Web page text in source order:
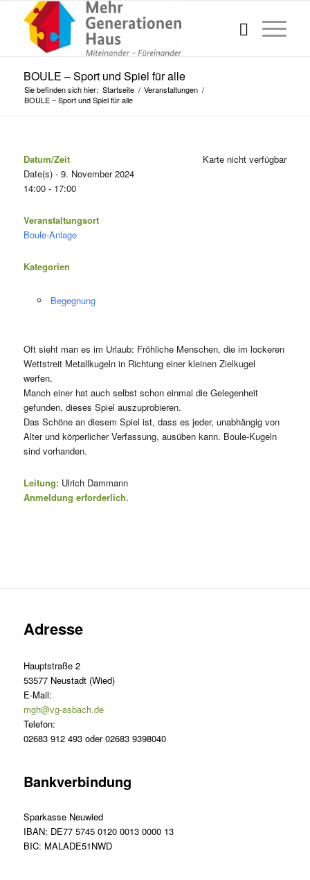
BOULE – Sport und Spiel für alle
Sie befinden sich hier: Startseite / Veranstaltungen /
BOULE – Sport und Spiel für alle
Karte nicht verfügbar
Datum/Zeit
Date(s) - 9. November 2024
14:00 - 17:00
Veranstaltungsort
Boule-Anlage
Kategorien
Begegnung
Oft sieht man es im Urlaub: Fröhliche Menschen, die im lockeren
Wettstreit Metallkugeln in Richtung einer kleinen Zielkugel
werfen.
Manch einer hat auch selbst schon einmal die Gelegenheit
gefunden, dieses Spiel auszuprobieren.
Das Schöne an diesem Spiel ist, dass es jeder, unabhängig von
Alter und körperlicher Verfassung, ausüben kann. Boule-Kugeln
sind vorhanden.
Leitung: Ulrich Dammann
Anmeldung erforderlich.
Adresse
Hauptstraße 2
53577 Neustadt (Wied)
E-Mail:
mgh@vg-asbach.de
Telefon:
02683 912 493 oder 02683 9398040
Bankverbindung
Sparkasse Neuwied
IBAN: DE77 5745 0120 0013 0000 13
BIC: MALADE51NWD